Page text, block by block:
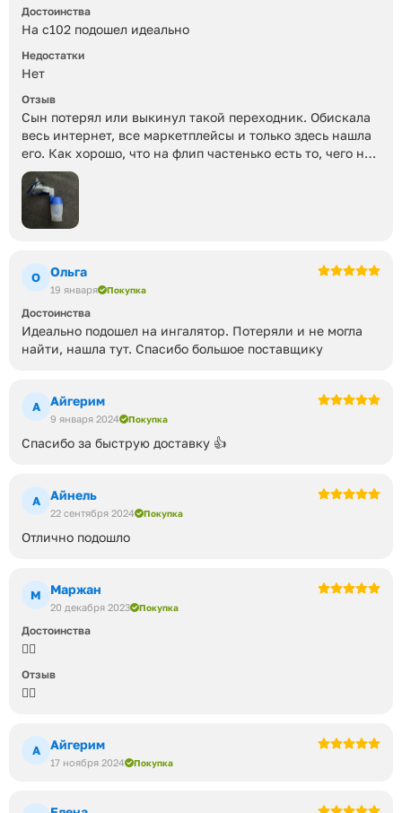
Достоинства
На с102 подошел идеально
Недостатки
Нет
Отзыв
Сын потерял или выкинул такой переходник. Обискала
весь интернет, все маркетплейсы и только здесь нашла
его. Как хорошо, что на флип частенько есть то, чего нет
нигде) спасибо) ингалятор спасен!)))
О Ольга
19 января Покупка
Достоинства
Идеально подошел на ингалятор. Потеряли и не могла
найти, нашла тут. Спасибо большое поставщику
А Айгерим
9 января 2024 Покупка
Спасибо за быструю доставку 👍
А Айнель
22 сентября 2024 Покупка
Отлично подошло
М Маржан
20 декабря 2023 Покупка
Достоинства
👍🏻
Отзыв
👍🏻
А Айгерим
17 ноября 2024 Покупка